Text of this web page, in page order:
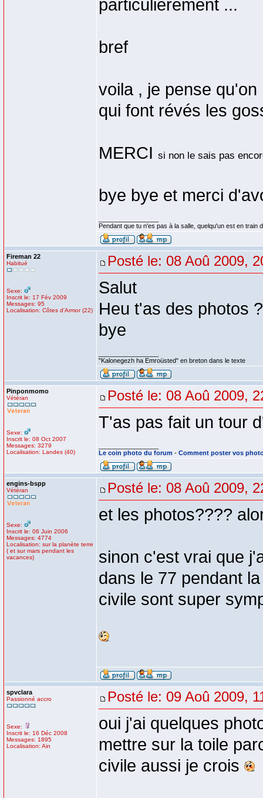
particulièrement ...
bref
voila , je pense
qui font révés les
MERCI si non le sais pas
bye bye et merci
Pendant que tu n'es pas à la salle, quelqu'un est en train
Fireman 22
Habitué
Sexe:
Inscrit le: 17 Fév 2009
Messages: 95
Localisation: Côtes d'Armor (22)
Posté le: 08 Aoû 2009,
Salut
Heu t'as des photos ?
bye
"Kalonegezh ha Emroüsted" en breton dans le texte
Pinponmomo
Vétéran
Sexe:
Inscrit le: 08 Oct 2007
Messages: 3279
Localisation: Landes (40)
Posté le: 08 Aoû 2009,
T'as pas fait un tour
Le coin photo du forum - Comment poster vos
engins-bspp
Vétéran
Sexe:
Inscrit le: 06 Juin 2006
Messages: 4774
Localisation: sur la planète terre
( et sur mars pendant les
vacances)
Posté le: 08 Aoû 2009,
et les photos????
sinon c'est vrai que
dans le 77 pendant
civile sont super
spvclara
Passionné accro
Sexe:
Inscrit le: 16 Déc 2008
Messages: 1895
Localisation: Ain
Posté le: 09 Aoû 2009,
oui j'ai quelques
mettre sur la toile
civile aussi je crois